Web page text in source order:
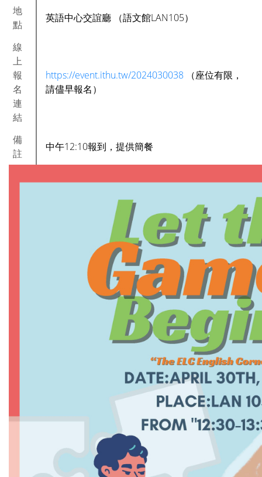
地
點
英語中心交誼廳 （語文館LAN105）
線
上
報
名
連
結
https://event.ithu.tw/2024030038（座位有限，
請儘早報名）
備
註
中午12:10報到，提供簡餐